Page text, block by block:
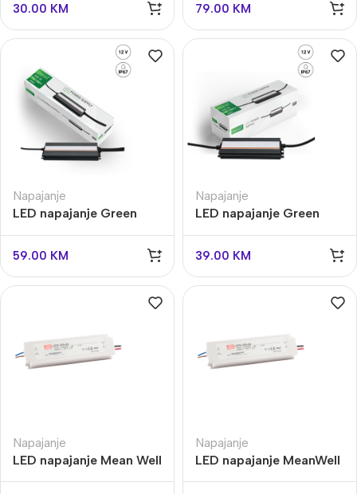
30.00 KM 79.00 KM
Napajanje
LED napajanje Green
59.00 KM
Napajanje
LED napajanje Green
39.00 KM
Napajanje
LED napajanje Mean Well
Napajanje
LED napajanje MeanWell